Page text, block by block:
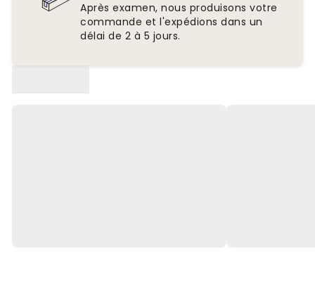
Après examen, nous produisons votre
commande et l'expédions dans un
délai de 2 à 5 jours.